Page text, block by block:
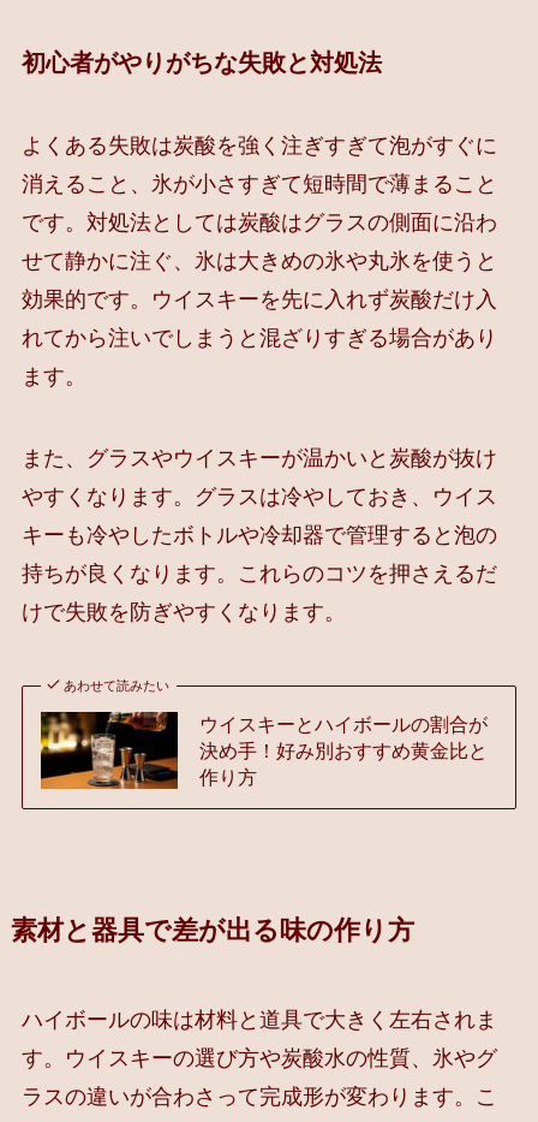
初心者がやりがちな失敗と対処法
よくある失敗は炭酸を強く注ぎすぎて泡がすぐに
消えること、氷が小さすぎて短時間で薄まること
です。対処法としては炭酸はグラスの側面に沿わ
せて静かに注ぐ、氷は大きめの氷や丸氷を使うと
効果的です。ウイスキーを先に入れず炭酸だけ入
れてから注いでしまうと混ざりすぎる場合があり
ます。
また、グラスやウイスキーが温かいと炭酸が抜け
やすくなります。グラスは冷やしておき、ウイス
キーも冷やしたボトルや冷却器で管理すると泡の
持ちが良くなります。これらのコツを押さえるだ
けで失敗を防ぎやすくなります。
あわせて読みたい
ウイスキーとハイボールの割合が
決め手！好み別おすすめ黄金比と
作り方
素材と器具で差が出る味の作り方
ハイボールの味は材料と道具で大きく左右されま
す。ウイスキーの選び方や炭酸水の性質、氷やグ
ラスの違いが合わさって完成形が変わります。こ